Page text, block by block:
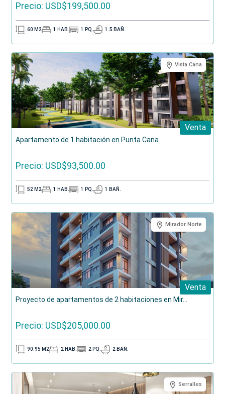
Precio: USD$199,500.00
60 M2 1 HAB. 1 PQ. 1.5 BAÑ.
Vista Cana
Venta
Apartamento de 1 habitación en Punta Cana
Precio: USD$93,500.00
52 M2 1 HAB. 1 PQ. 1 BAÑ.
Mirador Norte
Venta
Proyecto de apartamentos de 2 habitaciones en Mir...
Precio: USD$205,000.00
90.95 M2 2 HAB. 2 PQ. 2 BAÑ.
Serralles